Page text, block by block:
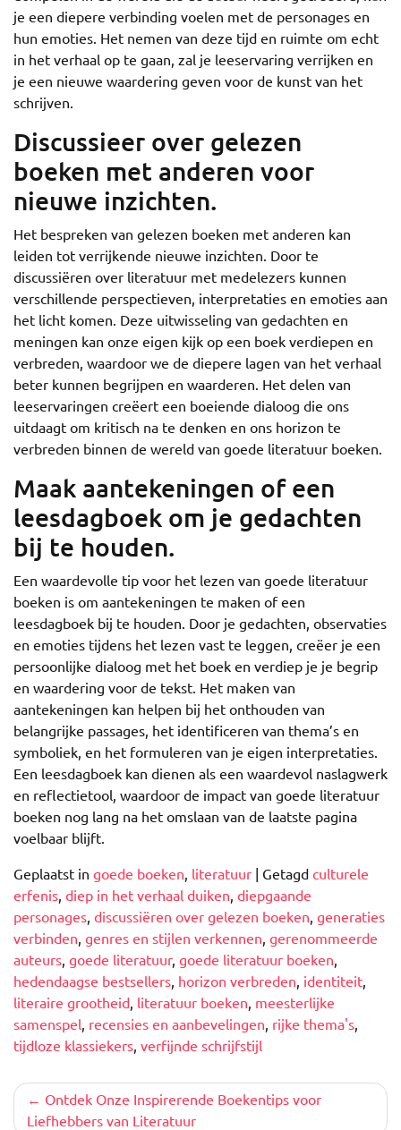
je een diepere verbinding voelen met de personages en
hun emoties. Het nemen van deze tijd en ruimte om echt
in het verhaal op te gaan, zal je leeservaring verrijken en
je een nieuwe waardering geven voor de kunst van het
schrijven.
Discussieer over gelezen
boeken met anderen voor
nieuwe inzichten.
Het bespreken van gelezen boeken met anderen kan
leiden tot verrijkende nieuwe inzichten. Door te
discussiëren over literatuur met medelezers kunnen
verschillende perspectieven, interpretaties en emoties aan
het licht komen. Deze uitwisseling van gedachten en
meningen kan onze eigen kijk op een boek verdiepen en
verbreden, waardoor we de diepere lagen van het verhaal
beter kunnen begrijpen en waarderen. Het delen van
leeservaringen creëert een boeiende dialoog die ons
uitdaagt om kritisch na te denken en ons horizon te
verbreden binnen de wereld van goede literatuur boeken.
Maak aantekeningen of een
leesdagboek om je gedachten
bij te houden.
Een waardevolle tip voor het lezen van goede literatuur
boeken is om aantekeningen te maken of een
leesdagboek bij te houden. Door je gedachten, observaties
en emoties tijdens het lezen vast te leggen, creëer je een
persoonlijke dialoog met het boek en verdiep je je begrip
en waardering voor de tekst. Het maken van
aantekeningen kan helpen bij het onthouden van
belangrijke passages, het identificeren van thema’s en
symboliek, en het formuleren van je eigen interpretaties.
Een leesdagboek kan dienen als een waardevol naslagwerk
en reflectietool, waardoor de impact van goede literatuur
boeken nog lang na het omslaan van de laatste pagina
voelbaar blijft.
Geplaatst in goede boeken, literatuur | Getagd culturele
erfenis, diep in het verhaal duiken, diepgaande
personages, discussiëren over gelezen boeken, generaties
verbinden, genres en stijlen verkennen, gerenommeerde
auteurs, goede literatuur, goede literatuur boeken,
hedendaagse bestsellers, horizon verbreden, identiteit,
literaire grootheid, literatuur boeken, meesterlijke
samenspel, recensies en aanbevelingen, rijke thema's,
tijdloze klassiekers, verfijnde schrijfstijl
Berichtnavigatie
Ontdek Onze Inspirerende Boekentips voor
Liefhebbers van Literatuur